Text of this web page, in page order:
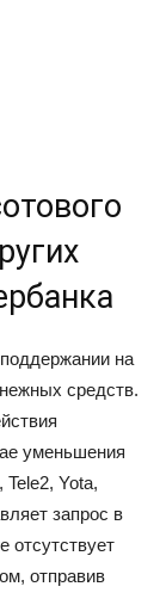
на
средств.
уменьшения
Yota,
запрос в
отсутствует
отправив